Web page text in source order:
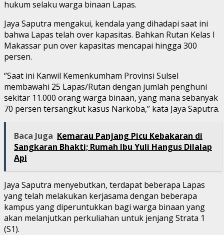
hukum selaku warga binaan Lapas.
Jaya Saputra mengakui, kendala yang dihadapi saat ini
bahwa Lapas telah over kapasitas. Bahkan Rutan Kelas I
Makassar pun over kapasitas mencapai hingga 300
persen.
‘’Saat ini Kanwil Kemenkumham Provinsi Sulsel
membawahi 25 Lapas/Rutan dengan jumlah penghuni
sekitar 11.000 orang warga binaan, yang mana sebanyak
70 persen tersangkut kasus Narkoba,’’ kata Jaya Saputra.
Baca Juga Kemarau Panjang Picu Kebakaran di
Sangkaran Bhakti; Rumah Ibu Yuli Hangus Dilalap
Api
Jaya Saputra menyebutkan, terdapat beberapa Lapas
yang telah melakukan kerjasama dengan beberapa
kampus yang diperuntukkan bagi warga binaan yang
akan melanjutkan perkuliahan untuk jenjang Strata 1
(S1).